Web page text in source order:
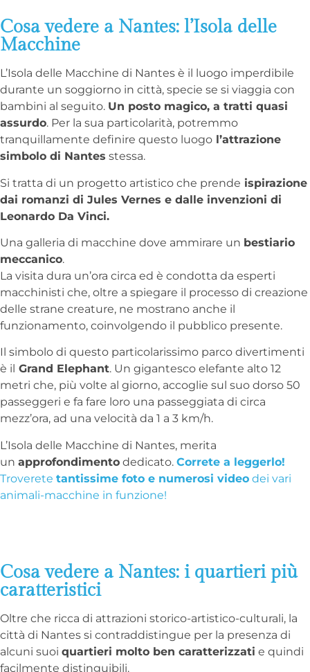
Cosa vedere a Nantes: l’Isola delle
Macchine
L’Isola delle Macchine di Nantes è il luogo imperdibile
durante un soggiorno in città, specie se si viaggia con
bambini al seguito. Un posto magico, a tratti quasi
assurdo. Per la sua particolarità, potremmo
tranquillamente definire questo luogo l’attrazione
simbolo di Nantes stessa.
Si tratta di un progetto artistico che prende ispirazione
dai romanzi di Jules Vernes e dalle invenzioni di
Leonardo Da Vinci.
Una galleria di macchine dove ammirare un bestiario
meccanico.
La visita dura un’ora circa ed è condotta da esperti
macchinisti che, oltre a spiegare il processo di creazione
delle strane creature, ne mostrano anche il
funzionamento, coinvolgendo il pubblico presente.
Il simbolo di questo particolarissimo parco divertimenti
è il Grand Elephant. Un gigantesco elefante alto 12
metri che, più volte al giorno, accoglie sul suo dorso 50
passeggeri e fa fare loro una passeggiata di circa
mezz’ora, ad una velocità da 1 a 3 km/h.
L’Isola delle Macchine di Nantes, merita
un approfondimento dedicato. Correte a leggerlo!
Troverete tantissime foto e numerosi video dei vari
animali-macchine in funzione!
Cosa vedere a Nantes: i quartieri più
caratteristici
Oltre che ricca di attrazioni storico-artistico-culturali, la
città di Nantes si contraddistingue per la presenza di
alcuni suoi quartieri molto ben caratterizzati e quindi
facilmente distinguibili.